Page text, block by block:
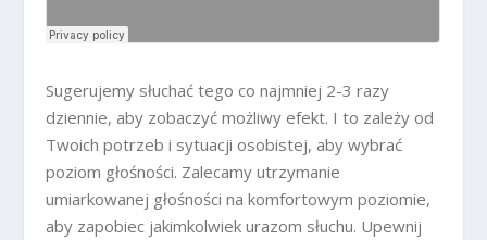
Sugerujemy słuchać tego co najmniej 2-3 razy
dziennie, aby zobaczyć możliwy efekt. I to zależy od
Twoich potrzeb i sytuacji osobistej, aby wybrać
poziom głośności. Zalecamy utrzymanie
umiarkowanej głośności na komfortowym poziomie,
aby zapobiec jakimkolwiek urazom słuchu. Upewnij